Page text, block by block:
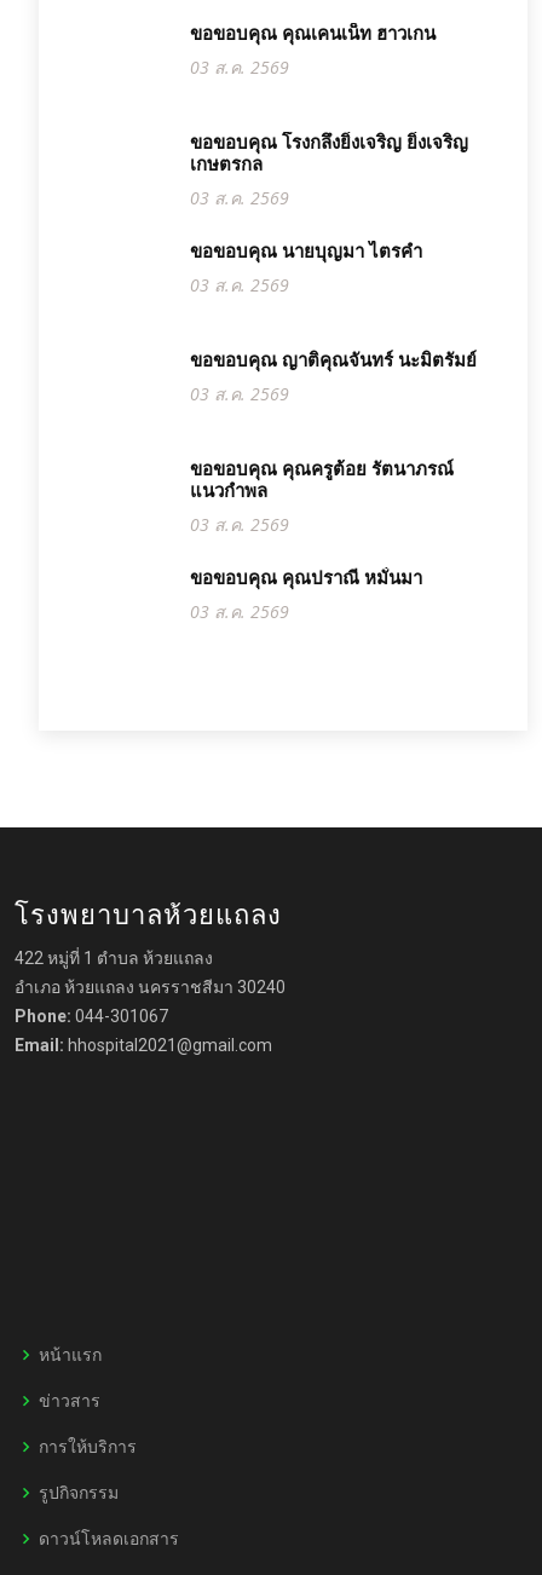
ขอขอบคุณ คุณเคนเน็ท ฮาวเกน
03 ส.ค. 2569
ขอขอบคุณ โรงกลึงยิ่งเจริญ ยิ่งเจริญ
เกษตรกล
03 ส.ค. 2569
ขอขอบคุณ นายบุญมา ไตรคำ
03 ส.ค. 2569
ขอขอบคุณ ญาติคุณจันทร์ นะมิตรัมย์
03 ส.ค. 2569
ขอขอบคุณ คุณครูต้อย รัตนาภรณ์
แนวกำพล
03 ส.ค. 2569
ขอขอบคุณ คุณปราณี หมั่นมา
03 ส.ค. 2569
โรงพยาบาลห้วยแถลง
422 หมู่ที่ 1 ตำบล ห้วยแถลง
อำเภอ ห้วยแถลง นครราชสีมา 30240
Phone: 044-301067
Email: hhospital2021@gmail.com
หน้าแรก
ข่าวสาร
การให้บริการ
รูปกิจกรรม
ดาวน์โหลดเอกสาร